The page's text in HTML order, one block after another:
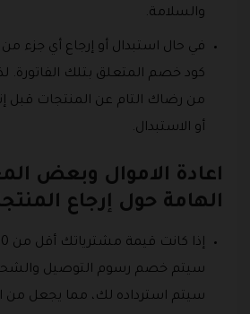
والسلامة.
في حال استبدال أو إرجاع أي جزء
كود خصم المتعلق بتلك الفاتورة.
من رضاك التام عن المنتجات قبل
أو الاستبدال.
اعادة الاموال وبعض
الهامة حول إرجاع
سيتم خصم رسوم التوصيل
سيتم استرداده لك، مما يجعل من